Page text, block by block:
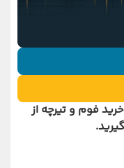
فوم و تیرچه از